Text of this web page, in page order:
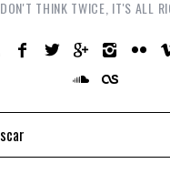
DON'T THINK TWICE, IT'S ALL